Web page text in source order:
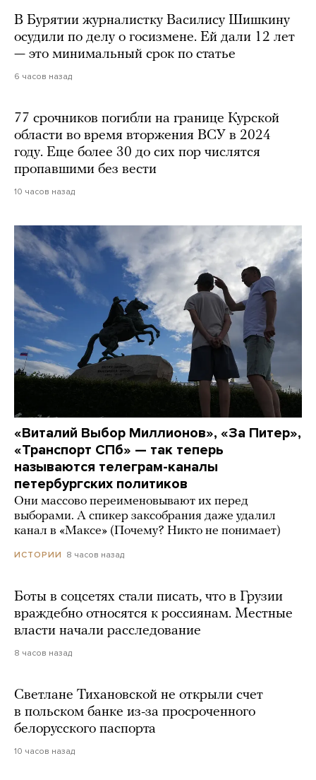
В Бурятии журналистку Василису Шишкину
осудили по делу о госизмене. Ей дали 12 лет
— это минимальный срок по статье
6 часов назад
77 срочников погибли на границе Курской
области во время вторжения ВСУ в 2024
году. Еще более 30 до сих пор числятся
пропавшими без вести
10 часов назад
«Виталий Выбор Миллионов», «За Питер»,
«Транспорт СПб» — так теперь
называются телеграм-каналы
петербургских политиков
Они массово переименовывают их перед
выборами. А спикер заксобрания даже удалил
канал в «Максе» (Почему? Никто не понимает)
ИСТОРИИ 8 часов назад
Боты в соцсетях стали писать, что в Грузии
враждебно относятся к россиянам. Местные
власти начали расследование
8 часов назад
Светлане Тихановской не открыли счет
в польском банке из-за просроченного
белорусского паспорта
10 часов назад